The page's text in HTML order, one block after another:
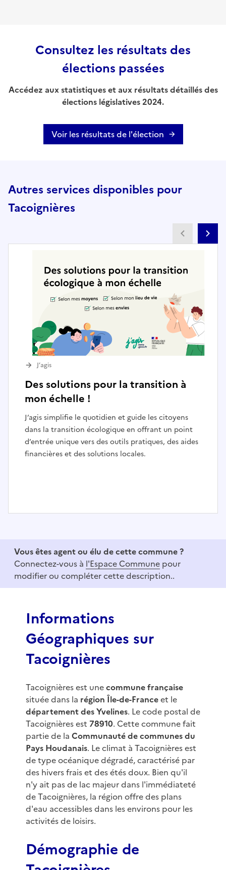
Consultez les résultats des
élections passées
Accédez aux statistiques et aux résultats détaillés des
élections législatives 2024.
Voir les résultats de l'élection
Autres services disponibles pour
Tacoignières
Des solutions pour la transition à
mon échelle !
J’agis simplifie le quotidien et guide les citoyens
dans la transition écologique en offrant un point
d’entrée unique vers des outils pratiques, des aides
financières et des solutions locales.
J’agis
f
Vous êtes agent ou élu de cette commune ?
Connectez-vous à l'Espace Commune pour
modifier ou compléter cette description..
Informations
Géographiques sur
Tacoignières
Tacoignières est unecommune française
située dans la région Île-de-Franceet le
département des Yvelines. Le code postal de
Tacoignières est 78910. Cette commune fait
partie de la Communauté de communes du
Pays Houdanais. Le climat à Tacoignières est
de type océanique dégradé, caractérisé par
des hivers frais et des étés doux. Bien qu'il
n'y ait pas de lac majeur dans l'immédiateté
de Tacoignières, la région offre des plans
d'eau accessibles dans les environs pour les
activités de loisirs.
Démographie de